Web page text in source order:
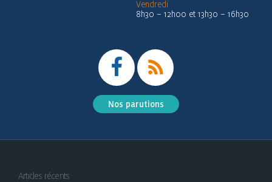
Vendredi
8h30 – 12h00 et 13h30 – 16h30
Nos parutions
Articles récents